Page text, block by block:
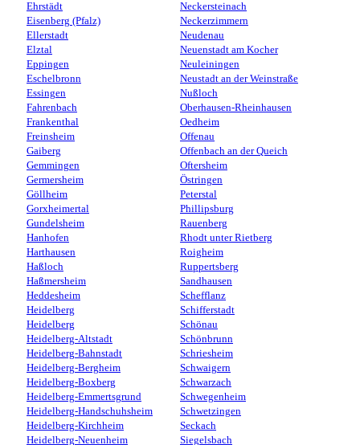
Ehrstädt
Eisenberg (Pfalz)
Ellerstadt
Elztal
Eppingen
Eschelbronn
Essingen
Fahrenbach
Frankenthal
Freinsheim
Gaiberg
Gemmingen
Germersheim
Göllheim
Gorxheimertal
Gundelsheim
Hanhofen
Harthausen
Haßloch
Haßmersheim
Heddesheim
Heidelberg
Heidelberg
Heidelberg-Altstadt
Heidelberg-Bahnstadt
Heidelberg-Bergheim
Heidelberg-Boxberg
Heidelberg-Emmertsgrund
Heidelberg-Handschuhsheim
Heidelberg-Kirchheim
Heidelberg-Neuenheim
Neckersteinach
Neckerzimmern
Neudenau
Neuenstadt am Kocher
Neuleiningen
Neustadt an der Weinstraße
Nußloch
Oberhausen-Rheinhausen
Oedheim
Offenau
Offenbach an der Queich
Oftersheim
Östringen
Peterstal
Phillipsburg
Rauenberg
Rhodt unter Rietberg
Roigheim
Ruppertsberg
Sandhausen
Schefflanz
Schifferstadt
Schönau
Schönbrunn
Schriesheim
Schwaigern
Schwarzach
Schwegenheim
Schwetzingen
Seckach
Siegelsbach